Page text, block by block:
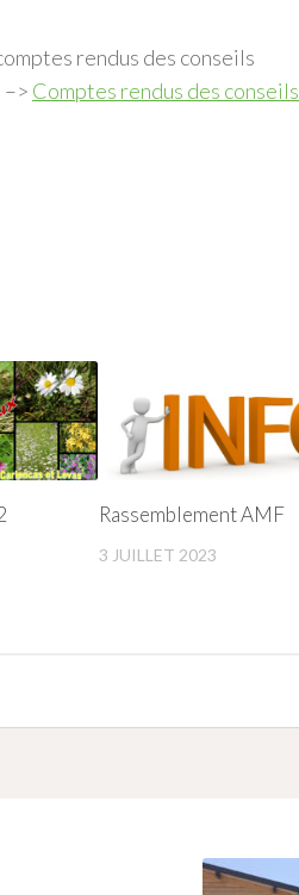
rendus des conseils
Comptes rendus des conseils
Rassemblement AMF
3 JUILLET 2023